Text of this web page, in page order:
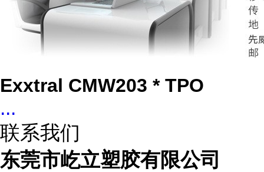
Exxtral CMW203 * TPO
...
联系我们
东莞市屹立塑胶有限公司